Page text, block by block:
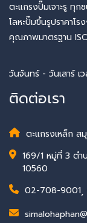
ตะแกรงปั๊มเจาะรู ทุ
โลหะปั๊มขึ้นรูปราคาโร
คุณภาพมาตรฐาน
วันจันทร์ - วันเสาร์
ติดต่อเรา
ตะแกรงเหล็ก ส
169/1 หมู่ที่ 3 ตำ
10560
02-708-9001,